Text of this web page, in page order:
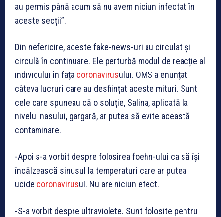
au permis până acum să nu avem niciun infectat în
aceste secții”.
Din nefericire, aceste fake-news-uri au circulat și
circulă în continuare. Ele perturbă modul de reacție al
individului în fața coronavirusului. OMS a enunțat
câteva lucruri care au desființat aceste mituri. Sunt
cele care spuneau că o soluție, Salina, aplicată la
nivelul nasului, gargară, ar putea să evite această
contaminare.
-Apoi s-a vorbit despre folosirea foehn-ului ca să își
încălzească sinusul la temperaturi care ar putea
ucide coronavirusul. Nu are niciun efect.
-S-a vorbit despre ultraviolete. Sunt folosite pentru